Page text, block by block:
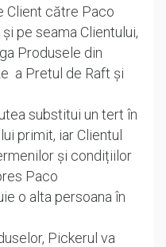
Client către Paco
pe seama Clientului,
Produsele din
a Pretul de Raft și
substitui un tert în
primit, iar Clientul
și condițiilor
Paco
o alta persoana în
Pickerul va